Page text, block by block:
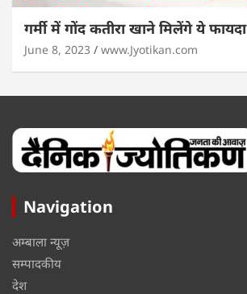
गर्मी में गोंद कतीरा खाने मिलेंगे ये फायदा
June 8, 2023 www.Jyotikan.com
Navigation
अम्बाला न्यूज़
सम्पादकीय
देश